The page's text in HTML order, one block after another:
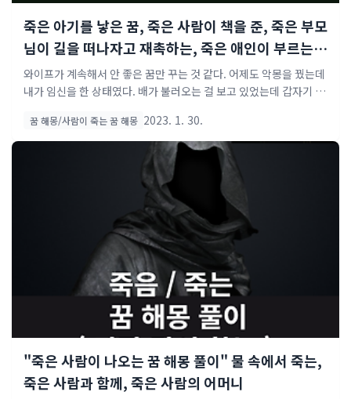
죽은 아기를 낳은 꿈, 죽은 사람이 책을 준, 죽은 부모
님이 길을 떠나자고 재촉하는, 죽은 애인이 부르는,
죽은 가족이 새 옷을 사달라고 하는, 죽은 사람이 초
라하게 나타나는, 죽은 시체에서 ..
와이프가 계속해서 안 좋은 꿈만 꾸는 것 같다. 어제도 악몽을 꿨는데
내가 임신을 한 상태였다. 배가 불러오는 걸 보고 있었는데 갑자기 아
으니 "임신 초기여서 유산된 것 같습니다"라고 했다. 너무 슬퍼서 펑
펑 울다가 잠에서 깼던 적이 있다. 와이프는 일어나서 곰곰이 생각해
보니 이게 무슨 꿈인지 궁금했다. 찾아보니 흉몽이라는 말도 있고 길
몽이라는 말도 있어서 더 헷갈렸다. 궁금해서 찾아본 결과 나온 결론
은 이렇다. 일단 나처럼 출산 과정 없이 바로 죽는 경우는 좋지 않은
징조다. 하지만 만약 건강한 아이를 낳는다면 앞으로 큰 재물운이 들
어올 것이니 걱정하지 않아도 된다는 내용이었다. 그리고 여기서 중
요한 포인트는 단순히 배 속에 있던 태아..
꿈 해몽/사람이 죽는 꿈 해몽 2023. 1. 30.
"죽은 사람이 나오는 꿈 해몽 풀이" 물 속에서 죽는,
죽은 사람과 함께, 죽은 사람의 어머니